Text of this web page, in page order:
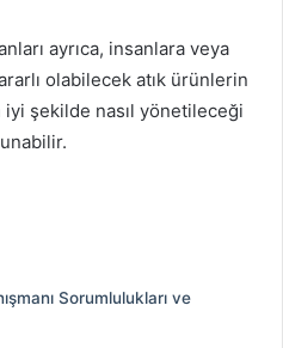
ayrıca, insanlara veya
olabilecek atık ürünlerin
şekilde nasıl yönetileceği
Sorumlulukları ve